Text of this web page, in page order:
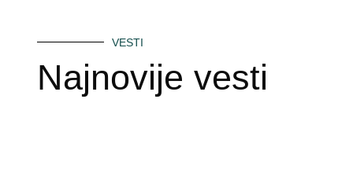
VESTI
Najnovije vesti